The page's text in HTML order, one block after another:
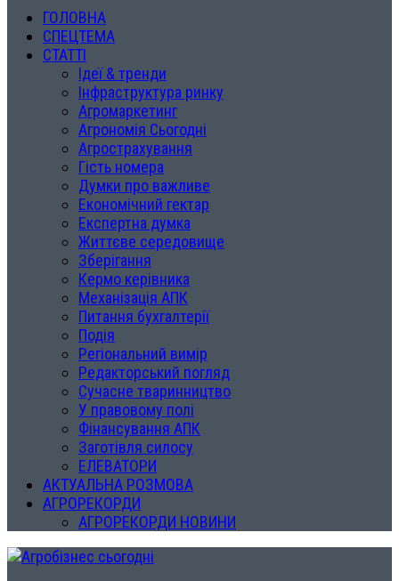
ГОЛОВНА
СПЕЦТЕМА
СТАТТІ
Ідеї & тренди
Інфраструктура ринку
Агромаркетинг
Агрономія Сьогодні
Агрострахування
Гість номера
Думки про важливе
Економічний гектар
Експертна думка
Життєве середовище
Зберігання
Кермо керівника
Механізація АПК
Питання бухгалтерії
Подія
Регіональний вимір
Редакторський погляд
Сучасне тваринництво
У правовому полі
Фінансування АПК
Заготівля силосу
ЕЛЕВАТОРИ
АКТУАЛЬНА РОЗМОВА
АГРОРЕКОРДИ
АГРОРЕКОРДИ НОВИНИ